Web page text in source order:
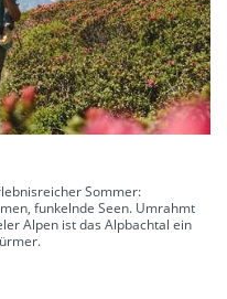
Sommer:
funkelnde Seen. Umrahmt
Alpen ist das Alpbachtal ein